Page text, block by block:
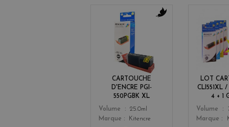
CARTOUCHE
D'ENCRE PGI-
550PGBK XL
Color
Volume
25.0ml
Marque
Kitencre
LOT
CLI551XL
4 + 1
Color
Volume
Marque